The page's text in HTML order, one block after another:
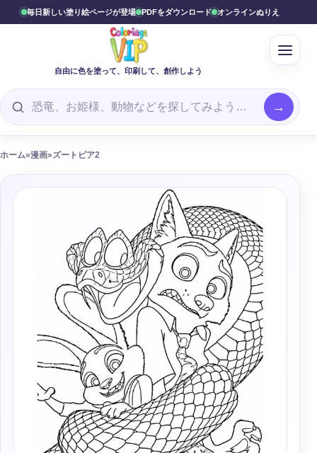
毎日新しい塗り絵ページが登場 PDFをダウンロード オンラインぬりえ
自由に色を塗って、印刷して、創作しよう
塗り絵を探す
ホーム»漫画»ズートピア2